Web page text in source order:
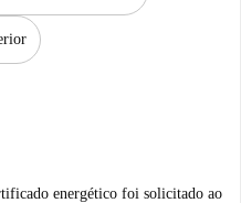
energético foi solicitado ao